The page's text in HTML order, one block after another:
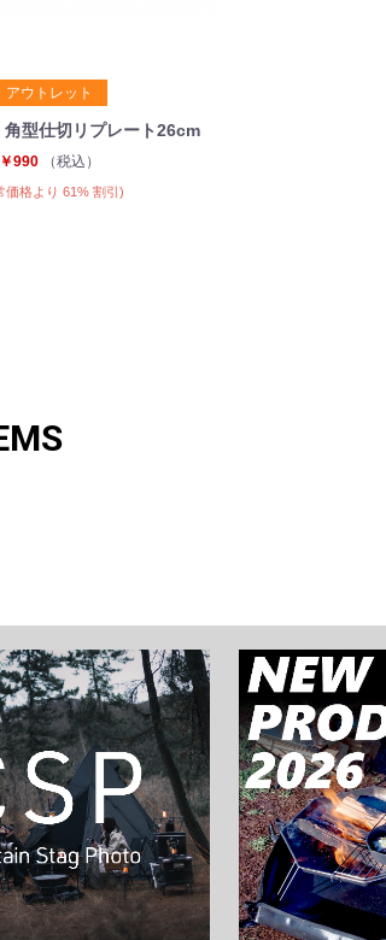
アウトレット
角型仕切リプレート26cm
￥990 （税込）
価格より 61% 割引)